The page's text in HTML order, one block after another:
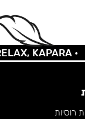
KAPARA •
רוסיות